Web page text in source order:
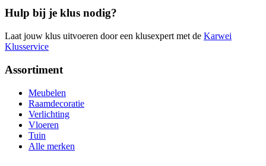
Hulp bij je klus nodig?
Laat jouw klus uitvoeren door een klusexpert met de Karwei
Klusservice
Assortiment
Meubelen
Raamdecoratie
Verlichting
Vloeren
Tuin
Alle merken